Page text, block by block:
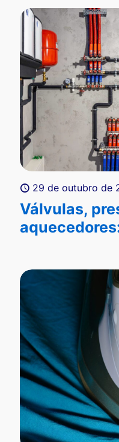
29 de outubro de
Válvulas,